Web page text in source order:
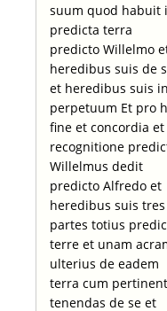
suum quod habuit
predicta terra
predicto Willelmo
heredibus suis de
et heredibus suis in
perpetuum Et pro
fine et concordia et
recognitione
Willelmus dedit
predicto Alfredo et
heredibus suis tres
partes totius
terre et unam
ulterius de eadem
terra cum
tenendas de se et